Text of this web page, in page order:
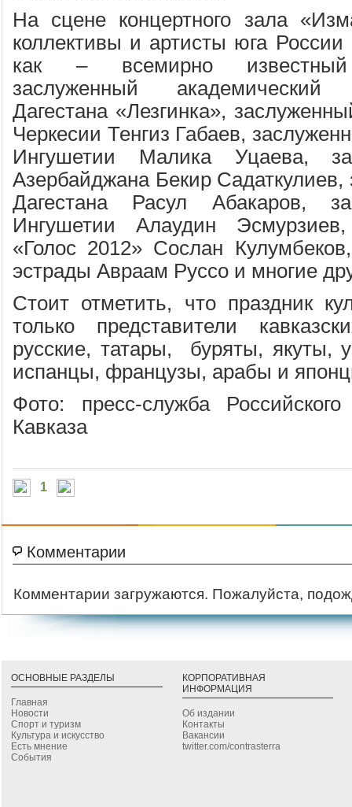
На сцене концертного зала
коллективы и артисты юга России
как – всемирно известный
заслуженный
Дагестана «Лезгинка»,
Черкесии Тенгиз Габаев,
Ингушетии Малика Уцаева,
Азербайджана Бекир Садаткулиев,
Дагестана Расул Абакаров,
Ингушетии Алаудин
«Голос 2012» Сослан
эстрады Авраам Руссо и многие
Стоит отметить, что праздник
только представители
русские, татары, буряты, якуты,
испанцы, французы, арабы и
Фото: пресс-служба Российского
Кавказа
1
Комментарии
Комментарии загружаются. Пожалуйста,
ОСНОВНЫЕ РАЗДЕЛЫ
Главная
Новости
Спорт и туризм
Культура и искусство
Есть мнение
События
КОРПОРАТИВНАЯ
ИНФОРМАЦИЯ
Об издании
Контакты
Вакансии
twitter.com/contrasterra